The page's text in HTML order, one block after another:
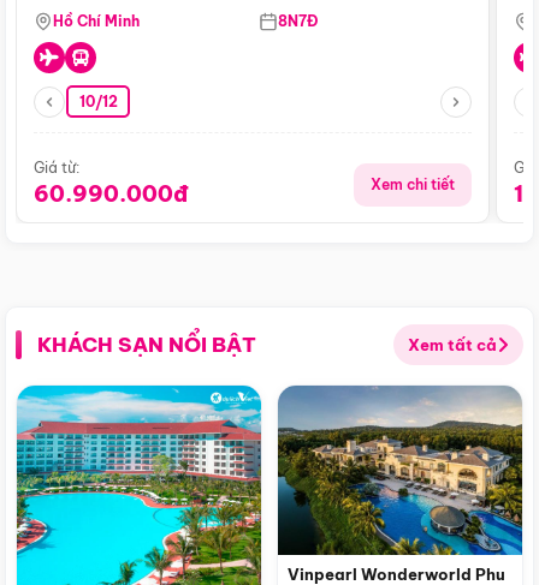
Hồ Chí Minh 8N7Đ
10/12
Giá từ:
60.990.000đ Xem chi tiết
KHÁCH SẠN NỔI BẬT Xem tất cả
Vinpearl Wonderworld Phu